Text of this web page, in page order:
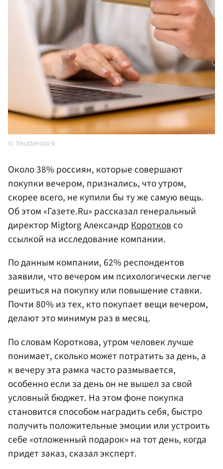
Shutterstock
Около 38% россиян, которые совершают
покупки вечером, признались, что утром,
скорее всего, не купили бы ту же самую вещь.
Об этом «Газете.Ru» рассказал генеральный
директор Migtorg АлександрКоротковсо
ссылкой на исследование компании.
По данным компании, 62% респондентов
заявили, что вечером им психологически легче
решиться на покупку или повышение ставки.
Почти 80% из тех, кто покупает вещи вечером,
делают это минимум раз в месяц.
По словам Короткова, утром человек лучше
понимает, сколько может потратить за день, а
к вечеру эта рамка часто размывается,
особенно если за день он не вышел за свой
условный бюджет. На этом фоне покупка
становится способом наградить себя, быстро
получить положительные эмоции или устроить
себе «отложенный подарок» на тот день, когда
придет заказ, сказал эксперт.